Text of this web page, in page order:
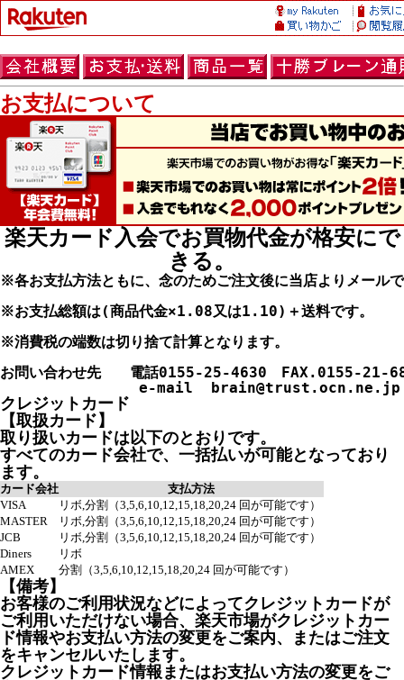
お支払について
楽天カード入会でお買物代金が格安にで
きる。
※各お支払方法ともに、念のためご注文後に当店よりメール
※お支払総額は(商品代金×1.08又は1.10)＋送料です。
※消費税の端数は切り捨て計算となります。
お問い合わせ先　　電話0155-25-4630　FAX.0155-21-
クレジットカード
【取扱カード】
取り扱いカードは以下のとおりです。
すべてのカード会社で、一括払いが可能となっており
ます。
カード会社
支払方法
VISA
リボ,分割（3,5,6,10,12,15,18,20,24 回が可能です）
MASTER
リボ,分割（3,5,6,10,12,15,18,20,24 回が可能です）
JCB
リボ,分割（3,5,6,10,12,15,18,20,24 回が可能です）
Diners
リボ
AMEX
分割（3,5,6,10,12,15,18,20,24 回が可能です）
【備考】
お客様のご利用状況などによってクレジットカードが
ご利用いただけない場合、楽天市場がクレジットカー
ド情報やお支払い方法の変更をご案内、またはご注文
をキャンセルいたします。
クレジットカード情報またはお支払い方法の変更をご